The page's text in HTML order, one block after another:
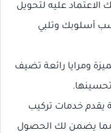
عليه لتحويل
أسلوبك وتلبي
ومرايا رائعة تضيف
يقدم خدمات تركيب
مما يضمن لك الحصول